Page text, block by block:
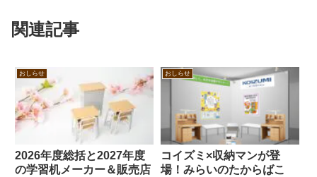
関連記事
おしらせ
2026年度総括と2027年度
の学習机メーカー＆販売店
おしらせ
コイズミ×収納マンが登
場！みらいのたからばこ